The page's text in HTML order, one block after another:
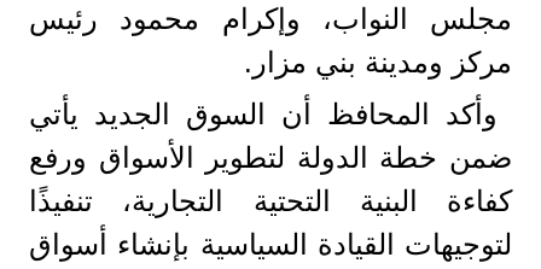
مجلس النواب، وإكرام محمود رئيس
مركز ومدينة بني مزار.
وأكد المحافظ أن السوق الجديد يأتي
ضمن خطة الدولة لتطوير الأسواق ورفع
كفاءة البنية التحتية التجارية، تنفيذًا
لتوجيهات القيادة السياسية بإنشاء أسواق